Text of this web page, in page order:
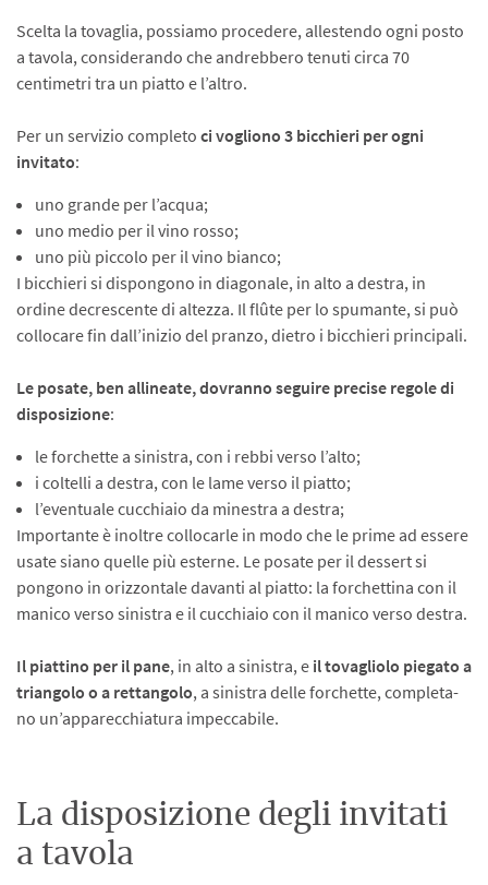
Scelta la tovaglia, possiamo procedere, allestendo ogni posto
a tavola, considerando che andreb­bero tenuti circa 70
centimetri tra un piat­to e l’altro.
Per un servizio completo ci vogliono 3 bic­chieri per ogni
invitato:
uno grande per l’acqua;
uno medio per il vino rosso;
uno più piccolo per il vino bianco;
I bicchieri si dispongono in diagonale, in alto a destra, in
ordine decrescente di altezza. Il flûte per lo spumante, si può
collo­care fin dall’inizio del pranzo, dietro i bic­chieri principali.
Le posate, ben allineate, dovranno seguire precise regole di
disposizione:
le forchette a sinistra, con i rebbi verso l’alto;
i coltelli a destra, con le lame verso il piatto;
l’even­tuale cucchiaio da minestra a destra;
Im­portante è inoltre collocarle in modo che le prime ad essere
usate siano quelle più esterne. Le posate per il dessert si
pongo­no in orizzontale davanti al piatto: la for­chettina con il
manico verso sinistra e il cucchiaio con il manico verso destra.
Il piattino per il pane, in alto a sinistra, e il tovagliolo piegato a
triangolo o a rettan­golo, a sinistra delle forchette, completa­
no un’apparecchiatura impeccabile.
La disposizione degli invitati
a tavola